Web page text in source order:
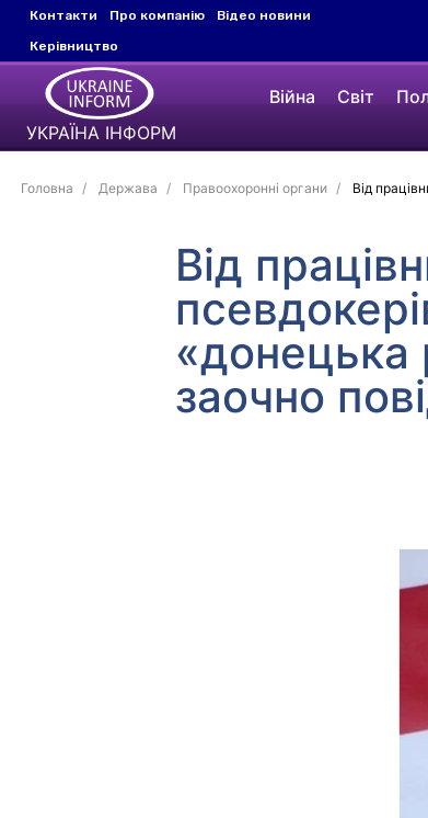
Контакти Про компанію
Відео новини
Керівництво
УКРАЇНА ІНФОРМ
Війна Світ
Головна Держава Правоохоронні органи Від
Від
«донецька
заочно